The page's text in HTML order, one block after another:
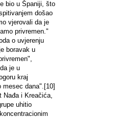
bio u Španiji, što
došao
vjerovali da je
privremen."
o uvjerenju
boravak u
je u
kraj
mesec dana".[10]
Nađa i Kreačića,
uhitio